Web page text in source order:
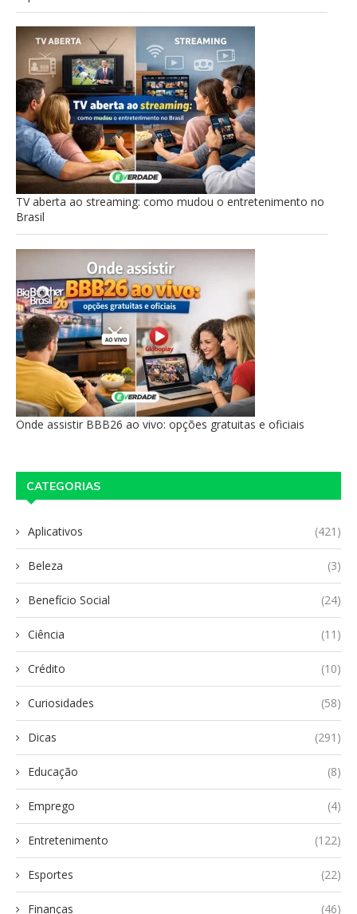
TV aberta ao streaming: como mudou o entretenimento no
Brasil
Onde assistir BBB26 ao vivo: opções gratuitas e oficiais
CATEGORIAS
Aplicativos (421)
Beleza (3)
Benefício Social (24)
Ciência (11)
Crédito (10)
Curiosidades (58)
Dicas (291)
Educação (8)
Emprego (4)
Entretenimento (122)
Esportes (22)
Finanças (46)